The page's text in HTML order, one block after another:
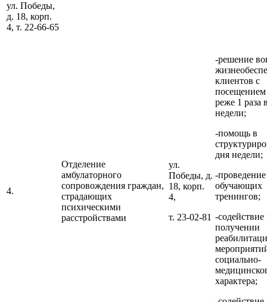
ул. Победы,
д. 18, корп.
4, т. 22-66-65
4.
Отделение
амбулаторного
сопровождения граждан,
страдающих
психическими
расстройствами
ул.
Победы, д.
18, корп.
4,
т. 23-02-81
-решение
клиентов с
реже 1 раза
недели;
-помощь в
дня недели;
-проведение
обучающих
тренингов;
-содействие
получении
социально-
характера;